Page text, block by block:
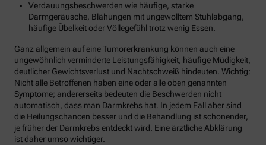
Verdauungsbeschwerden wie häufige, starke
Darmgeräusche, Blähungen mit ungewolltem Stuhlabgang,
häufige Übelkeit oder Völlegefühl trotz wenig Essen.
Ganz allgemein auf eine Tumorerkrankung können auch eine
ungewöhnlich verminderte Leistungsfähigkeit, häufige Müdigkeit,
deutlicher Gewichtsverlust und Nachtschweiß hindeuten. Wichtig:
Nicht alle Betroffenen haben eine oder alle oben genannten
Symptome; andererseits bedeuten die Beschwerden nicht
automatisch, dass man Darmkrebs hat. In jedem Fall aber sind
die Heilungschancen besser und die Behandlung ist schonender,
je früher der Darmkrebs entdeckt wird. Eine ärztliche Abklärung
ist daher umso wichtiger.